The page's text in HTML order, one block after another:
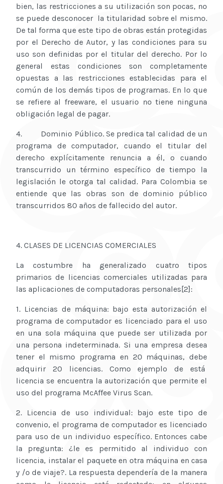
bien, las restricciones a su utilización son pocas, no
se puede desconocer la titularidad sobre el mismo.
De tal forma que este tipo de obras están protegidas
por el Derecho de Autor, y las condiciones para su
uso son definidas por el titular del derecho. Por lo
general estas condiciones son completamente
opuestas a las restricciones establecidas para el
común de los demás tipos de programas. En lo que
se refiere al freeware, el usuario no tiene ninguna
obligación legal de pagar.
4. Dominio Público. Se predica tal calidad de un
programa de computador, cuando el titular del
derecho explícitamente renuncia a él, o cuando
transcurrido un término específico de tiempo la
legislación le otorga tal calidad. Para Colombia se
entiende que las obras son de dominio público
transcurridos 80 años de fallecido del autor.
4. CLASES DE LICENCIAS COMERCIALES
La costumbre ha generalizado cuatro tipos
primarios de licencias comerciales utilizadas para
las aplicaciones de computadoras personales[2]:
1. Licencias de máquina: bajo esta autorización el
programa de computador es licenciado para el uso
en una sola máquina que puede ser utilizada por
una persona indeterminada. Si una empresa desea
tener el mismo programa en 20 máquinas, debe
adquirir 20 licencias. Como ejemplo de está
licencia se encuentra la autorización que permite el
uso del programa McAffee Virus Scan.
2. Licencia de uso individual: bajo este tipo de
convenio, el programa de computador es licenciado
para uso de un individuo específico. Entonces cabe
la pregunta: ¿le es permitido al individuo con
licencia, instalar el paquete en otra máquina en casa
y /o de viaje?. La respuesta dependería de la manera